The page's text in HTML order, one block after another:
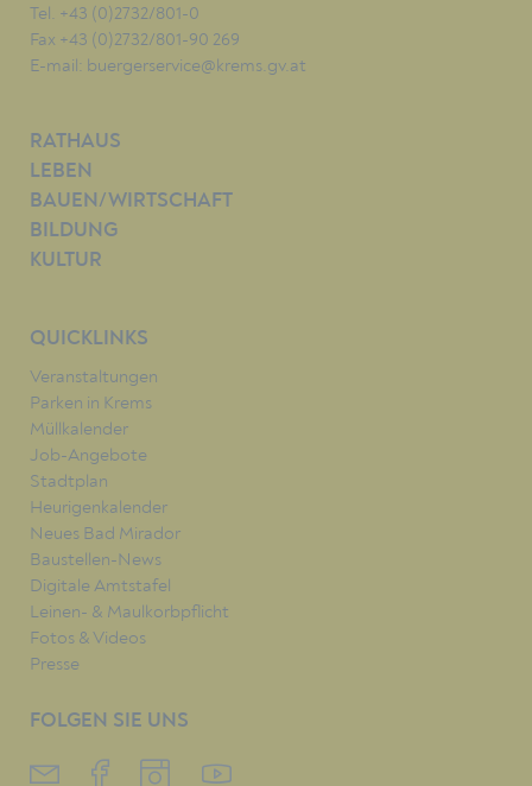
Tel. +43 (0)2732/801-0
Fax +43 (0)2732/801-90 269
E-mail: buergerservice@krems.gv.at
RATHAUS
LEBEN
BAUEN/WIRTSCHAFT
BILDUNG
KULTUR
QUICKLINKS
Veranstaltungen
Parken in Krems
Müllkalender
Job-Angebote
Stadtplan
Heurigenkalender
Neues Bad Mirador
Baustellen-News
Digitale Amtstafel
Leinen- & Maulkorbpflicht
Fotos & Videos
Presse
FOLGEN SIE UNS